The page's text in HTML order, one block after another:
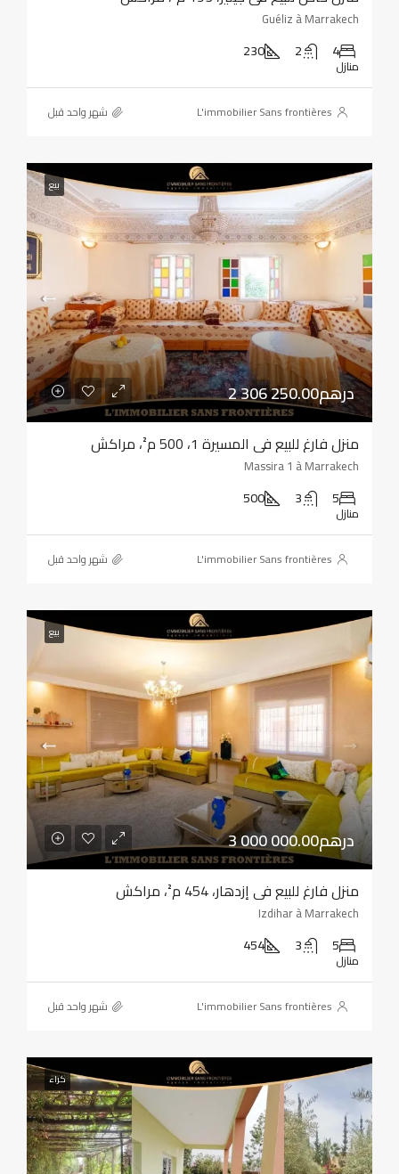
Guéliz à Marrakech
4
2
230
منازل
L'immobilier Sans frontières ‏شهر واحد قبل
بيع
2 306 250.00درهم
منزل فارغ للبيع في المسيرة 1، 500 م²، مراكش
Massira 1 à Marrakech
5
3
500
منازل
L'immobilier Sans frontières ‏شهر واحد قبل
بيع
3 000 000.00درهم
منزل فارغ للبيع في إزدهار، 454 م²، مراكش
Izdihar à Marrakech
5
3
454
منازل
L'immobilier Sans frontières ‏شهر واحد قبل
كراء